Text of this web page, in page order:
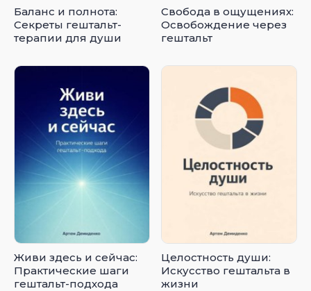
Баланс и полнота:
Секреты гештальт-
терапии для души
Свобода в ощущениях:
Освобождение через
гештальт
Живи здесь и сейчас:
Практические шаги
гештальт-подхода
Целостность души:
Искусство гештальта в
жизни